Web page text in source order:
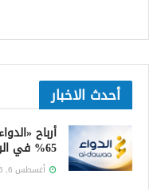
أحدث الاخبار
أرباح
65% في الربع الثاني من 2026
أغسطس 6, 2026